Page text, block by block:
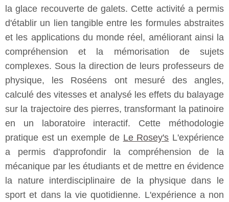
la glace recouverte de galets. Cette activité a permis
d'établir un lien tangible entre les formules abstraites
et les applications du monde réel, améliorant ainsi la
compréhension et la mémorisation de sujets
complexes. Sous la direction de leurs professeurs de
physique, les Roséens ont mesuré des angles,
calculé des vitesses et analysé les effets du balayage
sur la trajectoire des pierres, transformant la patinoire
en un laboratoire interactif. Cette méthodologie
pratique est un exemple de Le Rosey's L'expérience
a permis d'approfondir la compréhension de la
mécanique par les étudiants et de mettre en évidence
la nature interdisciplinaire de la physique dans le
sport et dans la vie quotidienne. L'expérience a non